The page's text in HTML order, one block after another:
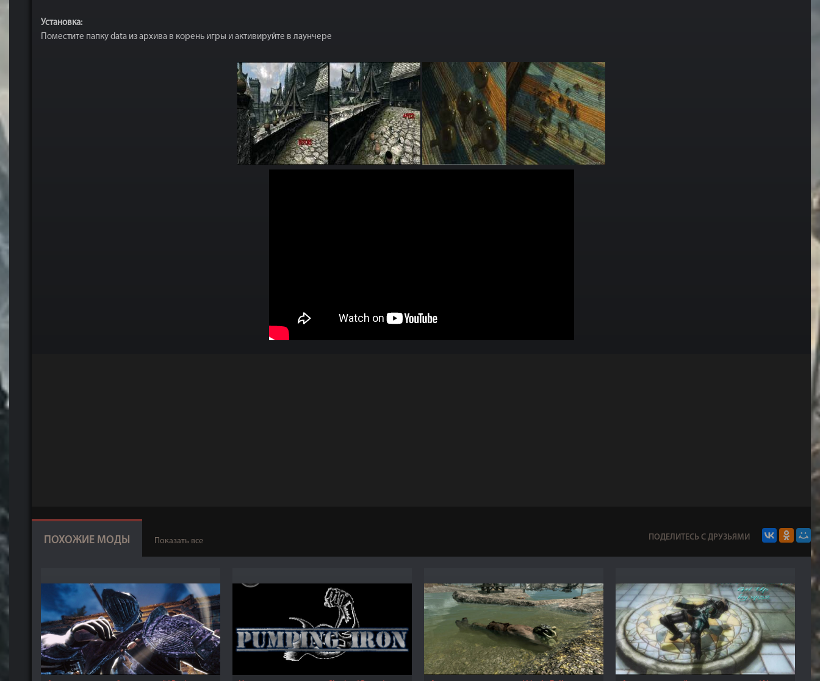
Установка:
Поместите папку data из архива в корень игры и активируйте в лаунчере
ПОХОЖИЕ МОДЫ Показать все ПОДЕЛИТЕСЬ С ДРУЗЬЯМИ